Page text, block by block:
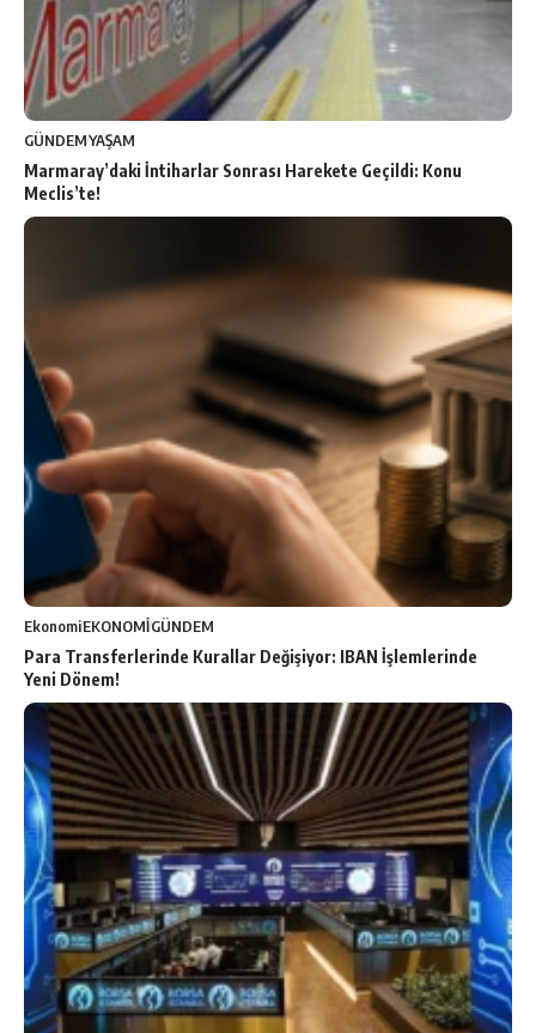
GÜNDEMYAŞAM
Marmaray’daki İntiharlar Sonrası Harekete Geçildi: Konu
Meclis’te!
EkonomiEKONOMİGÜNDEM
Para Transferlerinde Kurallar Değişiyor: IBAN İşlemlerinde
Yeni Dönem!